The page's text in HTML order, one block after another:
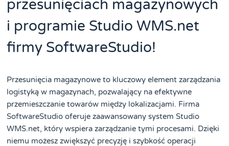
przesunięciach magazynowych
i programie Studio WMS.net
firmy SoftwareStudio!
Przesunięcia magazynowe to kluczowy element zarządzania
logistyką w magazynach, pozwalający na efektywne
przemieszczanie towarów między lokalizacjami. Firma
SoftwareStudio oferuje zaawansowany system Studio
WMS.net, który wspiera zarządzanie tymi procesami. Dzięki
niemu możesz zwiększyć precyzję i szybkość operacji